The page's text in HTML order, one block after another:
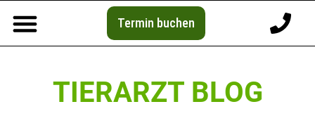
Termin buchen
TIERARZT BLOG